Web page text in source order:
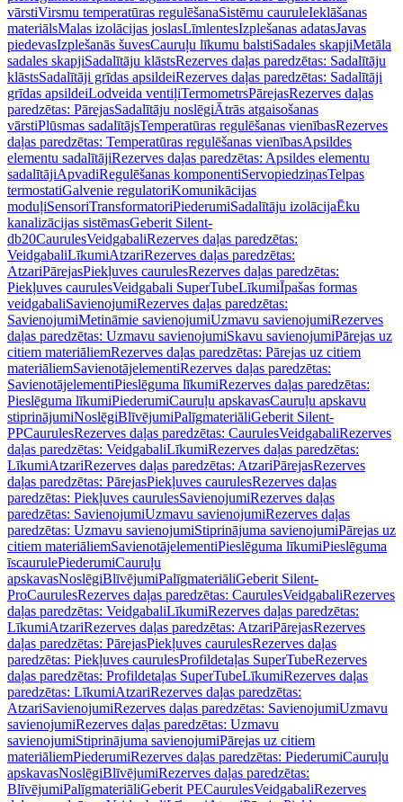
vārstiVirsmu temperatūras regulēšanaSistēmu cauruleIeklāšanas
materiālsMalas izolācijas joslasLīmlentesIzplešanas adatasJavas
piedevasIzplešanās šuvesCauruļu līkumu balstiSadales skapjiMetāla
sadales skapjiSadalītāju klāstsRezerves daļas paredzētas: Sadalītāju
klāstsSadalītāji grīdas apsildeiRezerves daļas paredzētas: Sadalītāji
grīdas apsildeiLodveida ventiļiTermometrsPārejasRezerves daļas
paredzētas: PārejasSadalītāju noslēgiĀtrās atgaisošanas
vārstiPlūsmas sadalītājsTemperatūras regulēšanas vienībasRezerves
daļas paredzētas: Temperatūras regulēšanas vienībasApsildes
elementu sadalītājiRezerves daļas paredzētas: Apsildes elementu
sadalītājiApvadiRegulēšanas komponentiServopiedziņasTelpas
termostatiGalvenie regulatoriKomunikācijas
moduļiSensoriTransformatoriPiederumiSadalītāju izolācijaĒku
kanalizācijas sistēmasGeberit Silent-
db20CaurulesVeidgabaliRezerves daļas paredzētas:
VeidgabaliLīkumiAtzariRezerves daļas paredzētas:
AtzariPārejasPiekļuves caurulesRezerves daļas paredzētas:
Piekļuves caurulesVeidgabali SuperTubeLīkumiĪpašas formas
veidgabaliSavienojumiRezerves daļas paredzētas:
SavienojumiMetināmie savienojumiUzmavu savienojumiRezerves
daļas paredzētas: Uzmavu savienojumiSkavu savienojumiPārejas uz
citiem materiāliemRezerves daļas paredzētas: Pārejas uz citiem
materiāliemSavienotājelementiRezerves daļas paredzētas:
SavienotājelementiPieslēguma līkumiRezerves daļas paredzētas:
Pieslēguma līkumiPiederumiCauruļu apskavasCauruļu apskavu
stiprinājumiNoslēgiBlīvējumiPalīgmateriāliGeberit Silent-
PPCaurulesRezerves daļas paredzētas: CaurulesVeidgabaliRezerves
daļas paredzētas: VeidgabaliLīkumiRezerves daļas paredzētas:
LīkumiAtzariRezerves daļas paredzētas: AtzariPārejasRezerves
daļas paredzētas: PārejasPiekļuves caurulesRezerves daļas
paredzētas: Piekļuves caurulesSavienojumiRezerves daļas
paredzētas: SavienojumiUzmavu savienojumiRezerves daļas
paredzētas: Uzmavu savienojumiStiprinājuma savienojumiPārejas uz
citiem materiāliemSavienotājelementiPieslēguma līkumiPieslēguma
īscaurulePiederumiCauruļu
apskavasNoslēgiBlīvējumiPalīgmateriāliGeberit Silent-
ProCaurulesRezerves daļas paredzētas: CaurulesVeidgabaliRezerves
daļas paredzētas: VeidgabaliLīkumiRezerves daļas paredzētas:
LīkumiAtzariRezerves daļas paredzētas: AtzariPārejasRezerves
daļas paredzētas: PārejasPiekļuves caurulesRezerves daļas
paredzētas: Piekļuves caurulesProfildetaļas SuperTubeRezerves
daļas paredzētas: Profildetaļas SuperTubeLīkumiRezerves daļas
paredzētas: LīkumiAtzariRezerves daļas paredzētas:
AtzariSavienojumiRezerves daļas paredzētas: SavienojumiUzmavu
savienojumiRezerves daļas paredzētas: Uzmavu
savienojumiStiprinājuma savienojumiPārejas uz citiem
materiāliemPiederumiRezerves daļas paredzētas: PiederumiCauruļu
apskavasNoslēgiBlīvējumiRezerves daļas paredzētas:
BlīvējumiPalīgmateriāliGeberit PECaurulesVeidgabaliRezerves